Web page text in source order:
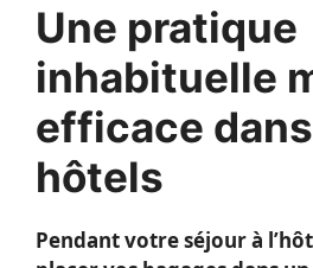
Une pratique
inhabituelle
efficace
hôtels
Pendant votre séjour à